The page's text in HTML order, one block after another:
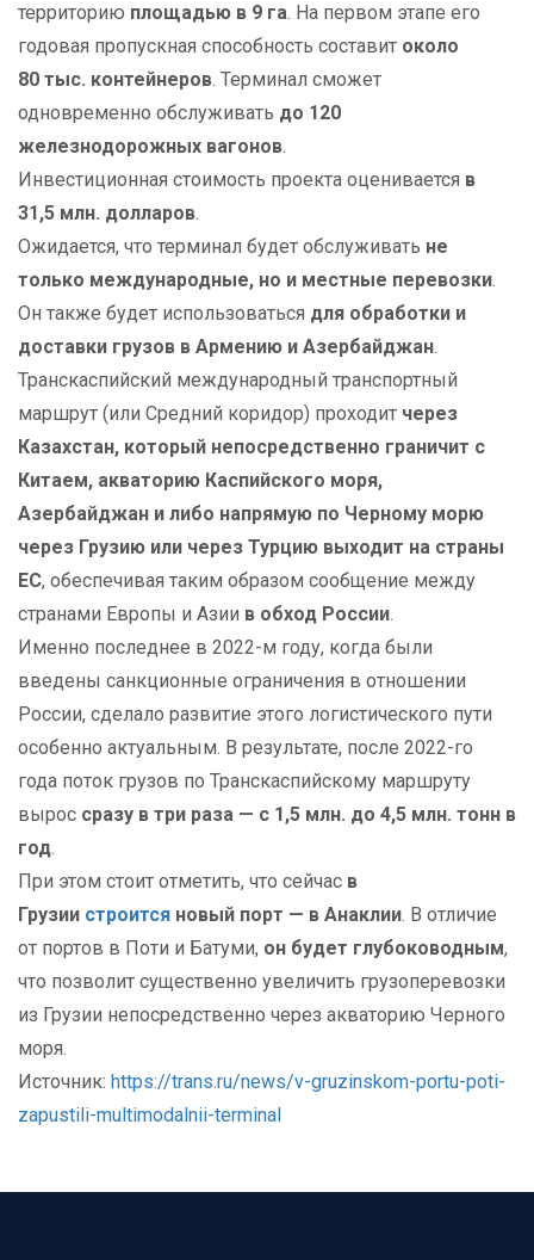
территорию площадью в 9 га. На первом этапе его
годовая пропускная способность составит около
80 тыс. контейнеров. Терминал сможет
одновременно обслуживать до 120
железнодорожных вагонов.
Инвестиционная стоимость проекта оценивается в
31,5 млн. долларов.
Ожидается, что терминал будет обслуживать не
только международные, но и местные перевозки.
Он также будет использоваться для обработки и
доставки грузов в Армению и Азербайджан.
Транскаспийский международный транспортный
маршрут (или Средний коридор) проходит через
Казахстан, который непосредственно граничит с
Китаем, акваторию Каспийского моря,
Азербайджан и либо напрямую по Черному морю
через Грузию или через Турцию выходит на страны
ЕС, обеспечивая таким образом сообщение между
странами Европы и Азии в обход России.
Именно последнее в 2022-м году, когда были
введены санкционные ограничения в отношении
России, сделало развитие этого логистического пути
особенно актуальным. В результате, после 2022-го
года поток грузов по Транскаспийскому маршруту
вырос сразу в три раза — с 1,5 млн. до 4,5 млн. тонн в
год.
При этом стоит отметить, что сейчас в
Грузии строится новый порт — в Анаклии. В отличие
от портов в Поти и Батуми, он будет глубоководным,
что позволит существенно увеличить грузоперевозки
из Грузии непосредственно через акваторию Черного
моря.
Источник: https://trans.ru/news/v-gruzinskom-portu-poti-
zapustili-multimodalnii-terminal